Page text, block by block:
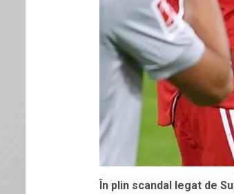
În plin scandal legat de